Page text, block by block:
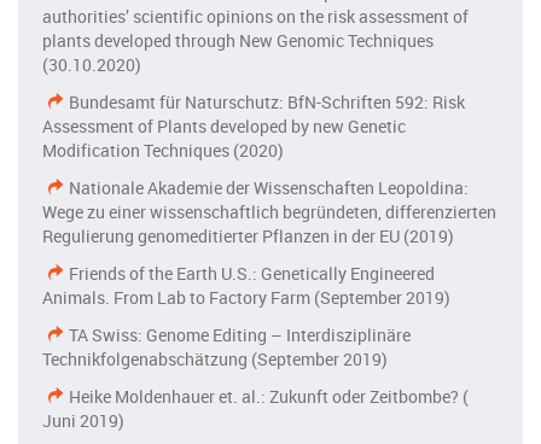
authorities’ scientific opinions on the risk assessment of
plants developed through New Genomic Techniques
(30.10.2020)
Bundesamt für Naturschutz: BfN-Schriften 592: Risk
Assessment of Plants developed by new Genetic
Modification Techniques (2020)
Nationale Akademie der Wissenschaften Leopoldina:
Wege zu einer wissenschaftlich begründeten, differenzierten
Regulierung genomeditierter Pflanzen in der EU (2019)
Friends of the Earth U.S.: Genetically Engineered
Animals. From Lab to Factory Farm (September 2019)
TA Swiss: Genome Editing – Interdisziplinäre
Technikfolgenabschätzung (September 2019)
Heike Moldenhauer et. al.: Zukunft oder Zeitbombe? (
Juni 2019)